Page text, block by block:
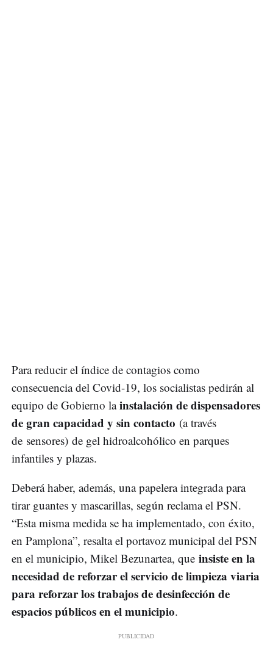
Para reducir el índice de contagios como
consecuencia del Covid-19, los socialistas pedirán al
equipo de Gobierno lainstalación de dispensadores
de gran capacidad y sin contacto (a través
de sensores) de gel hidroalcohólico en parques
infantiles y plazas.
Deberá haber, además, una papelera integrada para
tirar guantes y mascarillas, según reclama el PSN.
“Esta misma medida se ha implementado, con éxito,
en Pamplona”, resalta el portavoz municipal del PSN
en el municipio, Mikel Bezunartea, que insiste en la
necesidad de reforzar el servicio de limpieza viaria
para reforzar los trabajos de desinfección de
espacios públicos en el municipio.